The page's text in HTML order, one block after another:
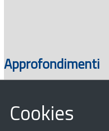
Approfondimenti
Cookies